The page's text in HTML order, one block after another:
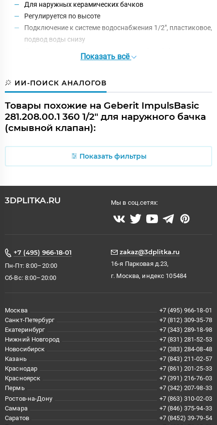
Для наружных керамических бачков
Регулируется по высоте
Подключение к системе водоснабжения 1/2", пластиковое,
подвод воды снизу
Диапазон гидравлического давления 0,1-10 бар
Показать всё
ИИ-ПОИСК АНАЛОГОВ
Товары похожие на Geberit ImpulsBasic
281.208.00.1 360 1/2" для наружного бачка
(смывной клапан):
Показать фильтры
3DPLITKA.RU Мы в соц.сетях:
+7 (495) 966-18-01
Пн-Пт: 8:00–20:00
Сб-Вс: 8:00–20:00
zakaz@3dplitka.ru
16-я Парковая д.23,
г. Москва, индекс 105484
Москва
+7 (495) 966-18-01
Санкт-Петербург
+7 (812) 309-35-78
Екатеринбург
+7 (343) 289-18-98
Нижний Новгород
+7 (831) 281-52-53
Новосибирск
+7 (383) 284-08-48
Казань
+7 (843) 211-02-57
Краснодар
+7 (861) 201-25-33
Красноярск
+7 (391) 216-76-03
Пермь
+7 (342) 207-98-33
Ростов-на-Дону
+7 (863) 310-02-03
Самара
+7 (846) 375-94-33
Саратов
+7 (8452) 39-79-54